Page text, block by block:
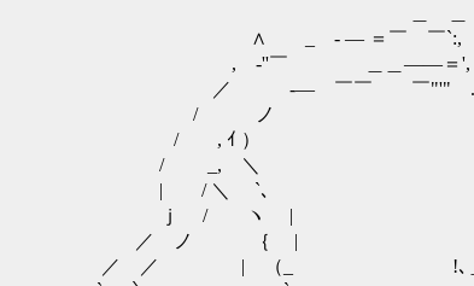
＿ ＿ .' ，
∧ _ - ― ＝￣ ￣`:, .∴ '
, -''￣ ＿＿――＝', ・,‘
／ -― ￣￣ ￣"'" .
/ ノ | ／
/ , ｲ ） , ー'
/ _, ＼ ／
| / ＼ `､ ／
ｊ / ヽ | ／
／ ノ ｛ | ／
／ ／ | （_ !､＿／